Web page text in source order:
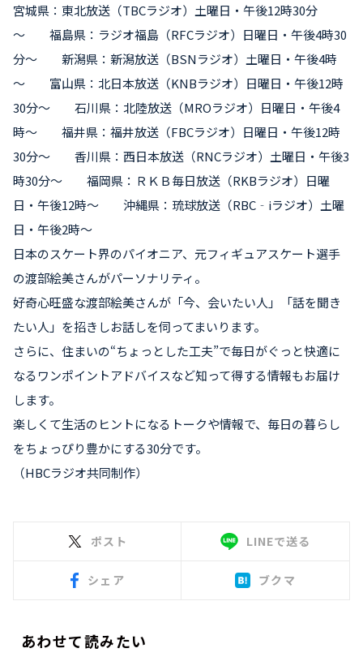
宮城県：東北放送（TBCラジオ）土曜日・午後12時30分
～ 福島県：ラジオ福島（RFCラジオ）日曜日・午後4時30
分～ 新潟県：新潟放送（BSNラジオ）土曜日・午後4時
～ 富山県：北日本放送（KNBラジオ）日曜日・午後12時
30分～ 石川県：北陸放送（MROラジオ）日曜日・午後4
時～ 福井県：福井放送（FBCラジオ）日曜日・午後12時
30分～ 香川県：西日本放送（RNCラジオ）土曜日・午後3
時30分～ 福岡県：ＲＫＢ毎日放送（RKBラジオ）日曜
日・午後12時～ 沖縄県：琉球放送（RBC‐iラジオ）土曜
日・午後2時～
日本のスケート界のパイオニア、元フィギュアスケート選手
の渡部絵美さんがパーソナリティ。
好奇心旺盛な渡部絵美さんが「今、会いたい人」「話を聞き
たい人」を招きしお話しを伺ってまいります。
さらに、住まいの“ちょっとした工夫”で毎日がぐっと快適に
なるワンポイントアドバイスなど知って得する情報もお届け
します。
楽しくて生活のヒントになるトークや情報で、毎日の暮らし
をちょっぴり豊かにする30分です。
（HBCラジオ共同制作）
ポスト LINEで送る
シェア ブクマ
あわせて読みたい